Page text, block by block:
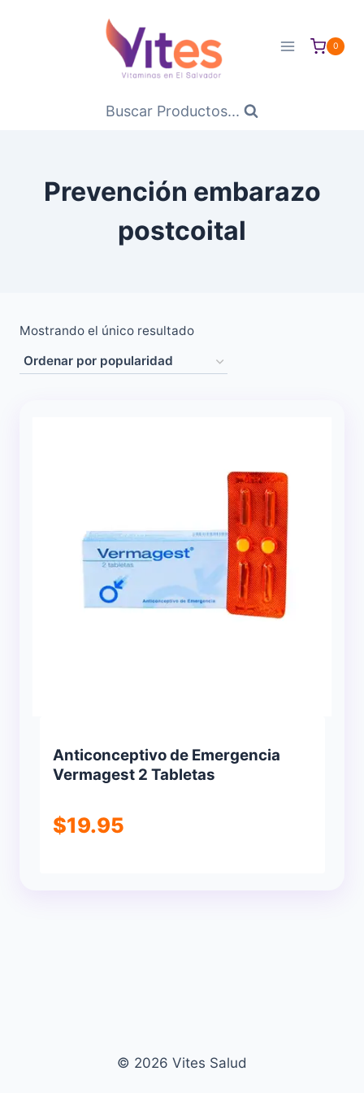
0
Buscar Productos...
Prevención embarazo
postcoital
Mostrando el único resultado
Anticonceptivo de Emergencia
Vermagest 2 Tabletas
$19.95
© 2026 Vites Salud